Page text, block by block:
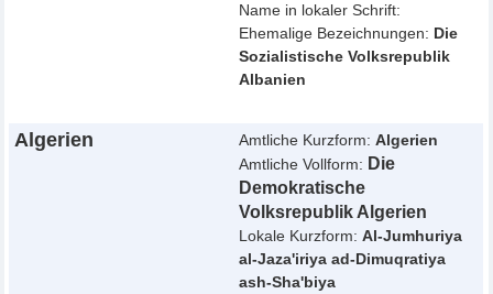
Name in lokaler Schrift:
Ehemalige Bezeichnungen: Die
Sozialistische Volksrepublik
Albanien
Algerien Amtliche Kurzform:Algerien
Amtliche Vollform: Die
Demokratische
Volksrepublik Algerien
Lokale Kurzform:Al-Jumhuriya
al-Jaza'iriya ad-Dimuqratiya
ash-Sha'biya